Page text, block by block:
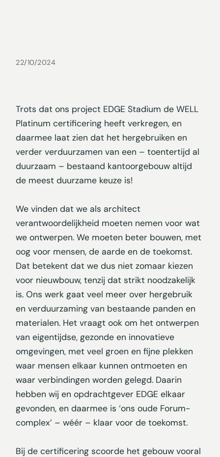
22/10/2024
Trots dat ons project EDGE Stadium de WELL
Platinum certificering heeft verkregen, en
daarmee laat zien dat het hergebruiken en
verder verduurzamen van een – toentertijd al
duurzaam – bestaand kantoorgebouw altijd
de meest duurzame keuze is!
We vinden dat we als architect
verantwoordelijkheid moeten nemen voor wat
we ontwerpen. We moeten beter bouwen, met
oog voor mensen, de aarde en de toekomst.
Dat betekent dat we dus niet zomaar kiezen
voor nieuwbouw, tenzij dat strikt noodzakelijk
is. Ons werk gaat veel meer over hergebruik
en verduurzaming van bestaande panden en
materialen. Het vraagt ook om het ontwerpen
van eigentijdse, gezonde en innovatieve
omgevingen, met veel groen en fijne plekken
waar mensen elkaar kunnen ontmoeten en
waar verbindingen worden gelegd. Daarin
hebben wij en opdrachtgever EDGE elkaar
gevonden, en daarmee is ‘ons oude Forum-
complex’ – wéér – klaar voor de toekomst.
Bij de certificering scoorde het gebouw vooral